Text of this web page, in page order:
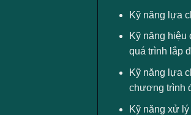
Kỹ năng lựa
Kỹ năng hiệu
quá trình lắp
Kỹ năng lựa
chương trình
Kỹ năng xử